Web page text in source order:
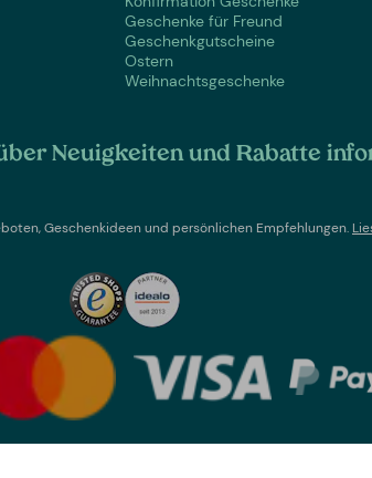
Geschenke für Freund
Geschenkgutscheine
Ostern
Weihnachtsgeschenke
Neuigkeiten und Rabatte
Geschenkideen und persönlichen Empfehlungen.